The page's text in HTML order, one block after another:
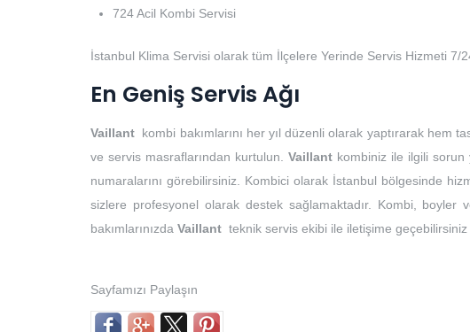
724 Acil Kombi Servisi
İstanbul Klima Servisi olarak tüm İlçelere Yerinde Servis Hizmeti 7/
En Geniş Servis Ağı
Vaillant kombi bakımlarını her yıl düzenli olarak yaptırarak hem
ve servis masraflarından kurtulun.Vaillant kombiniz ile ilgili sorun
numaralarını görebilirsiniz. Kombici olarak İstanbul bölgesinde
sizlere profesyonel olarak destek sağlamaktadır. Kombi,
bakımlarınızda Vaillant teknik servis ekibi ile iletişime geçebilirsiniz
Sayfamızı Paylaşın